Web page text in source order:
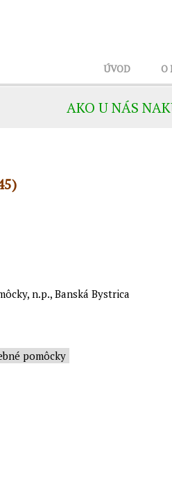
ÚVOD O
AKO U NÁS
n.p., Banská Bystrica
pomôcky